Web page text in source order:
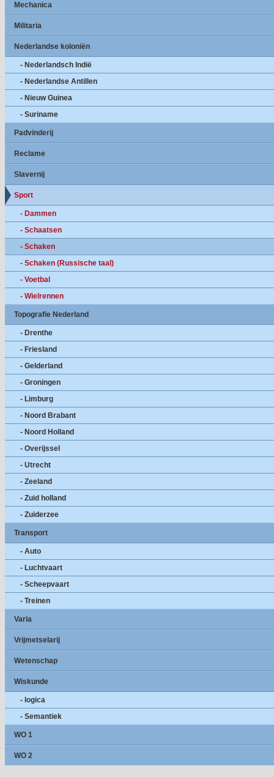
Mechanica
Militaria
Nederlandse koloniën
- Nederlandsch Indië
- Nederlandse Antillen
- Nieuw Guinea
- Suriname
Padvinderij
Reclame
Slavernij
Sport
- Dammen
- Schaatsen
- Schaken
- Schaken (Russische taal)
- Voetbal
- Wielrennen
Topografie Nederland
- Drenthe
- Friesland
- Gelderland
- Groningen
- Limburg
- Noord Brabant
- Noord Holland
- Overijssel
- Utrecht
- Zeeland
- Zuid holland
- Zuiderzee
Transport
- Auto
- Luchtvaart
- Scheepvaart
- Treinen
Varia
Vrijmetselarij
Wetenschap
Wiskunde
- logica
- Semantiek
WO 1
WO 2